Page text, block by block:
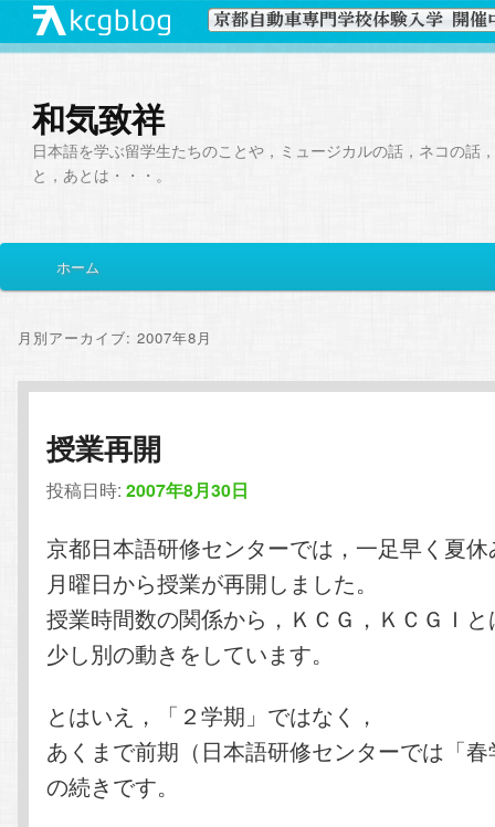
和気致祥
日本語を学ぶ留学生たちのことや，ミュージカルの話，ネコの話
と，あとは・・・。
イ
メ
ン
コ
ン
テ
ン
ツ
移
サ
コ
ン
テ
ン
ツ
へ
動
ホーム
月別アーカイブ:2007年8月
授業再開
投稿日時:2007年8月30日
京都日本語研修センターでは，一足早く夏
月曜日から授業が再開しました。
授業時間数の関係から，ＫＣＧ，ＫＣＧＩと
少し別の動きをしています。
とはいえ，「２学期」ではなく，
あくまで前期（日本語研修センターでは「
の続きです。